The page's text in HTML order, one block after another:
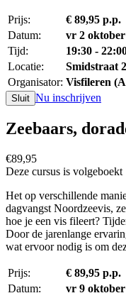
Prijs:
€ 89,95 p.p.
Datum:
vr 2 oktober
Tijd:
19:30 -
Locatie:
Smidstraat
Organisator: Visfileren
Sluit Nu inschrijven
Zeebaars,
€89,95
Deze cursus is volgeboekt
Het op verschillende
dagvangst Noordzeevis,
hoe je een vis fileert?
Door de jarenlange
wat ervoor nodig is om
Prijs:
€ 89,95 p.p.
Datum:
vr 9 oktober